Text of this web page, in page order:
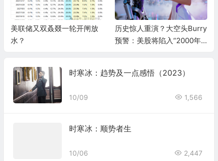
美联储又双叒叕一轮开闸放
水？
历史惊人重演？大空头Burry
预警：美股将陷入“2000年
时寒冰：趋势及一点感悟（2023）
10/09 1,566
时寒冰：顺势者生
10/06 2,447